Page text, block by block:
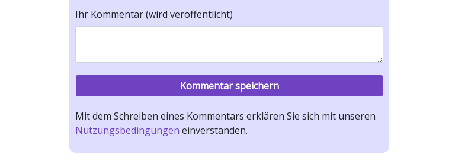
Ihr Kommentar (wird veröffentlicht)
Mit dem Schreiben eines Kommentars erklären Sie sich mit unseren
Nutzungsbedingungen einverstanden.